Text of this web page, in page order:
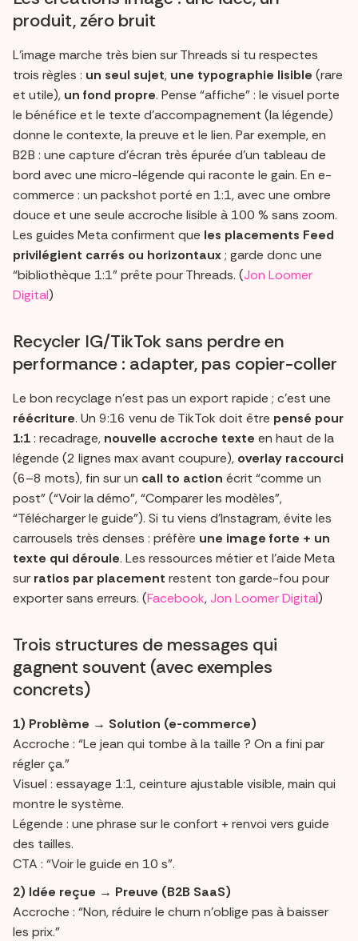
produit, zéro bruit
L’image marche très bien sur Threads si tu respectes
trois règles : un seul sujet, une typographie lisible (rare
et utile), un fond propre. Pense “affiche” : le visuel porte
le bénéfice et le texte d’accompagnement (la légende)
donne le contexte, la preuve et le lien. Par exemple, en
B2B : une capture d’écran très épurée d’un tableau de
bord avec une micro-légende qui raconte le gain. En e-
commerce : un packshot porté en 1:1, avec une ombre
douce et une seule accroche lisible à 100 % sans zoom.
Les guides Meta confirment que les placements Feed
privilégient carrés ou horizontaux; garde donc une
“bibliothèque 1:1” prête pour Threads. (Jon Loomer
Digital)
Recycler IG/TikTok sans perdre en
performance : adapter, pas copier-coller
Le bon recyclage n’est pas un export rapide ; c’est une
réécriture. Un 9:16 venu de TikTok doit être pensé pour
1:1: recadrage, nouvelle accroche texte en haut de la
légende (2 lignes max avant coupure), overlay raccourci
(6–8 mots), fin sur un call to action écrit “comme un
post” (“Voir la démo”, “Comparer les modèles”,
“Télécharger le guide”). Si tu viens d’Instagram, évite les
carrousels très denses : préfère une image forte + un
texte qui déroule. Les ressources métier et l’aide Meta
sur ratios par placement restent ton garde-fou pour
exporter sans erreurs. (Facebook,Jon Loomer Digital)
Trois structures de messages qui
gagnent souvent (avec exemples
concrets)
1) Problème → Solution (e-commerce)
Accroche : “Le jean qui tombe à la taille ? On a fini par
régler ça.”
Visuel : essayage 1:1, ceinture ajustable visible, main qui
montre le système.
Légende : une phrase sur le confort + renvoi vers guide
des tailles.
CTA : “Voir le guide en 10 s”.
2) Idée reçue → Preuve (B2B SaaS)
Accroche : “Non, réduire le churn n’oblige pas à baisser
les prix.”